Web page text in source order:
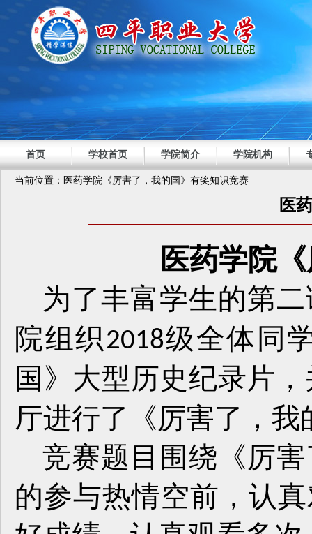
首页 学校首页 学院简介 学院机构
当前位置：医药学院《厉害了，我的国》有奖知识竞赛
医
医药学院
为了丰富学生的第
院组织2018级全体同
国》大型历史纪录片
厅进行了《厉害了，
竞赛题目围绕《厉
的参与热情空前，认